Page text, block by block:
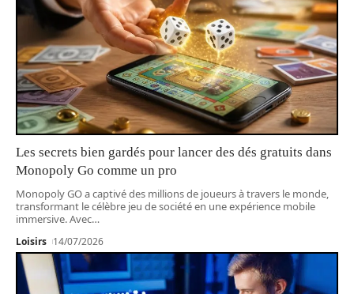
Les secrets bien gardés pour lancer des dés gratuits dans
Monopoly Go comme un pro
Monopoly GO a captivé des millions de joueurs à travers le monde,
transformant le célèbre jeu de société en une expérience mobile
immersive. Avec…
Loisirs 14/07/2026